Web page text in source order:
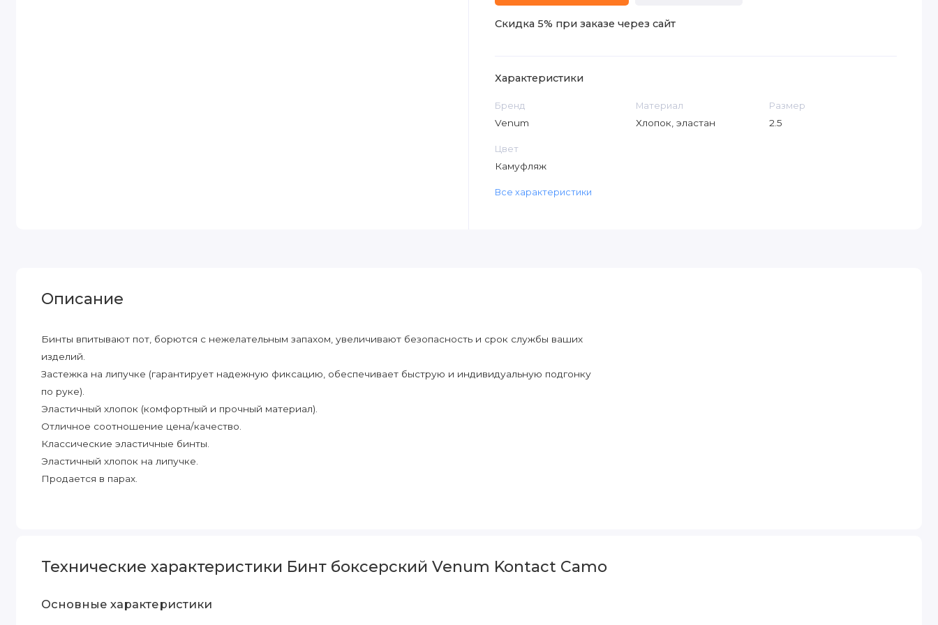
Скидка 5% при заказе через сайт
Характеристики
Бренд
Venum
Материал
Хлопок, эластан
Размер
2.5
Цвет
Камуфляж
Все характеристики
Описание
Бинты впитывают пот, борются с нежелательным запахом, увеличивают безопасность и срок службы ваших
изделий.
Застежка на липучке (гарантирует надежную фиксацию, обеспечивает быструю и индивидуальную подгонку
по руке).
Эластичный хлопок (комфортный и прочный материал).
Отличное соотношение цена/качество.
Классические эластичные бинты.
Эластичный хлопок на липучке.
Продается в парах.
Технические характеристики Бинт боксерский Venum Kontact Camo
Основные характеристики